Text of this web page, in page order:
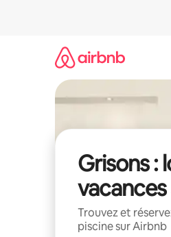
Grisons :
Trouvez et
piscine sur Airbnb